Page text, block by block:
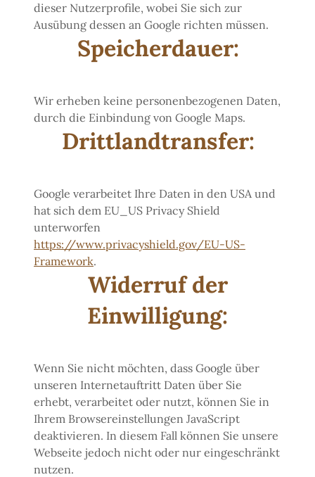
dieser Nutzerprofile, wobei Sie sich zur
Ausübung dessen an Google richten müssen.
Speicherdauer:
Wir erheben keine personenbezogenen Daten,
durch die Einbindung von Google Maps.
Drittlandtransfer:
Google verarbeitet Ihre Daten in den USA und
hat sich dem EU_US Privacy Shield
unterworfen
https://www.privacyshield.gov/EU-US-
Framework.
Widerruf der
Einwilligung:
Wenn Sie nicht möchten, dass Google über
unseren Internetauftritt Daten über Sie
erhebt, verarbeitet oder nutzt, können Sie in
Ihrem Browsereinstellungen JavaScript
deaktivieren. In diesem Fall können Sie unsere
Webseite jedoch nicht oder nur eingeschränkt
nutzen.